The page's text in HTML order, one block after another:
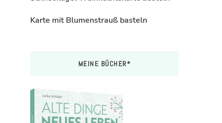
Karte mit Blumenstrauß basteln
MEINE BÜCHER*